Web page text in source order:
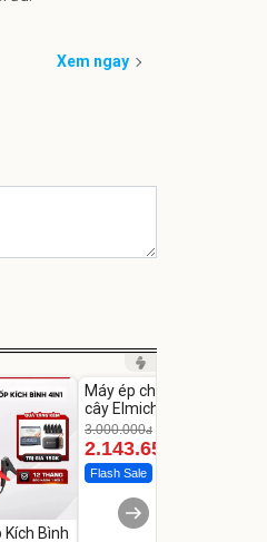
Xem ngay
Kích Bình
-28%
Unmute
Máy ép chậm trái
cây Elmich JEE
1855OL
3.000.000đ
2.143.650
Flash Sale